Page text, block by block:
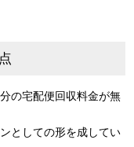
の宅配便回収料金が無
としての形を成してい